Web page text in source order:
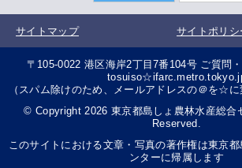
サイトマップ サイトポリシ
〒105-0022 港区海岸2丁目7番104号 ご質問
（スパム除けのため、メールアドレスの＠を☆に
© Copyright 2026 東京都島しょ農林水産総合
Reserved.
このサイトにおける文章・写真の著作権は東京
ンターに帰属します